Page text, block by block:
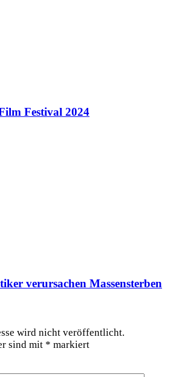
Festival 2024
verursachen Massensterben
wird nicht veröffentlicht.
sind mit * markiert